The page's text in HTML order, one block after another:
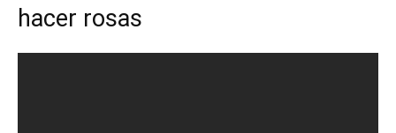
hacer rosas